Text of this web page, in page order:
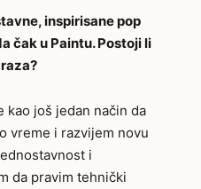
inspirisane pop
čak u Paintu. Postoji li
kao još jedan način da
vreme i razvijem novu
i
da pravim tehnički